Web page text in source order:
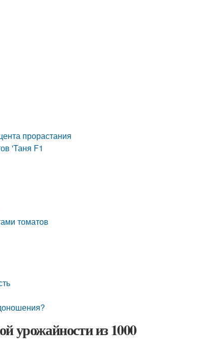
прорастания
'Таня F1
томатов
урожайности из 1000